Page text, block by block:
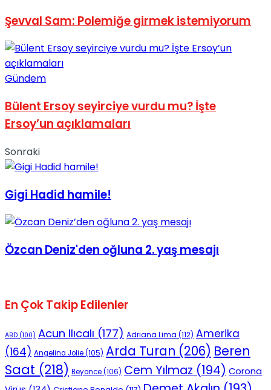
No Result
View All Result
Şevval Sam: Polemiğe girmek istemiyorum
Gündem
Bülent Ersoy seyirciye vurdu mu? İşte
Ersoy’un açıklamaları
Sonraki
Gigi Hadid hamile!
Özcan Deniz'den oğluna 2. yaş mesajı
En Çok Takip Edilenler
ABD (100) Acun Ilıcalı (177) Adriana Lima (112) Amerika
(164) Angelina Jolie(105) Arda Turan (206) Beren
Saat (218) Beyonce(106) Cem Yılmaz (194) Corona